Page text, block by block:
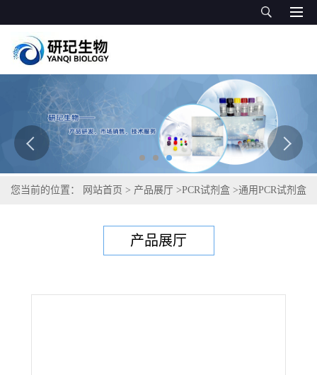
您当前的位置： 网站首页 > 产品展厅 >PCR试剂盒 >通用PCR试剂盒
产品展厅